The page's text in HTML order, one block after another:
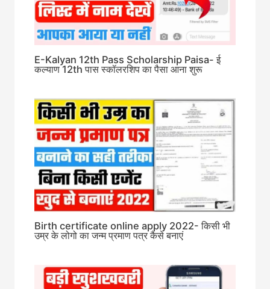
E-Kalyan 12th Pass Scholarship Paisa- ई
कल्याण 12th पास स्कॉलरशिप का पैसा आना शुरू
Birth certificate online apply 2022- किसी भी
उम्र के लोगो का जन्म प्रमाण पत्र कैसे बनाएं